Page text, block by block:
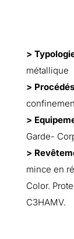
>
métallique
>
>
Garde-
>
mince en
Color.
C3HAMV.